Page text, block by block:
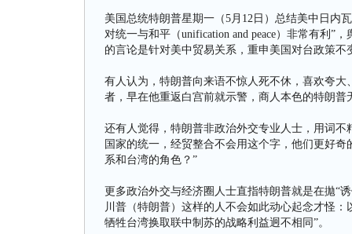
美国总统特朗普星期一（5月12日）总结美中日内
对统一与和平（unification and peace）非常有利”
的言论是针对美中贸易关系，重申美国对台政策
有人认为，特朗普向来语不惊人死不休，喜欢夸
者，早在他重返白宫前就示警，商人本色的特朗
还有人觉得，特朗普非政治外交专业人士，用词不
国家的统一，经贸整合不会用这个字，他们更好
系和台湾的角色？”
更多政治外交与经济圈人士直指特朗普就是在拋“
川普（特朗普）这样的人不会如此动心起念才怪
牺牲台湾换取联中制苏的战略利益迥不相同”。